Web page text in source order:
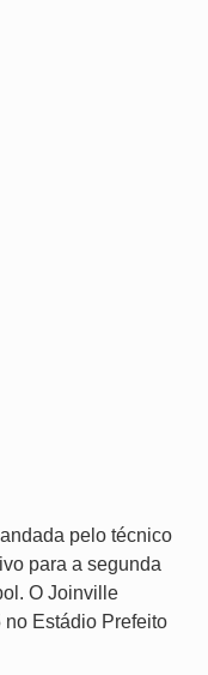
pelo técnico
para a segunda
O Joinville
no Estádio Prefeito